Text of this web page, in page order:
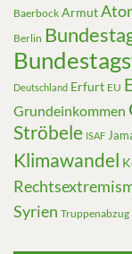
Baerbock Armut
Berlin
Deutschland Erfurt EU
Grundeinkommen
Ströbele ISAF
Klimawandel
Syrien Truppenabzug